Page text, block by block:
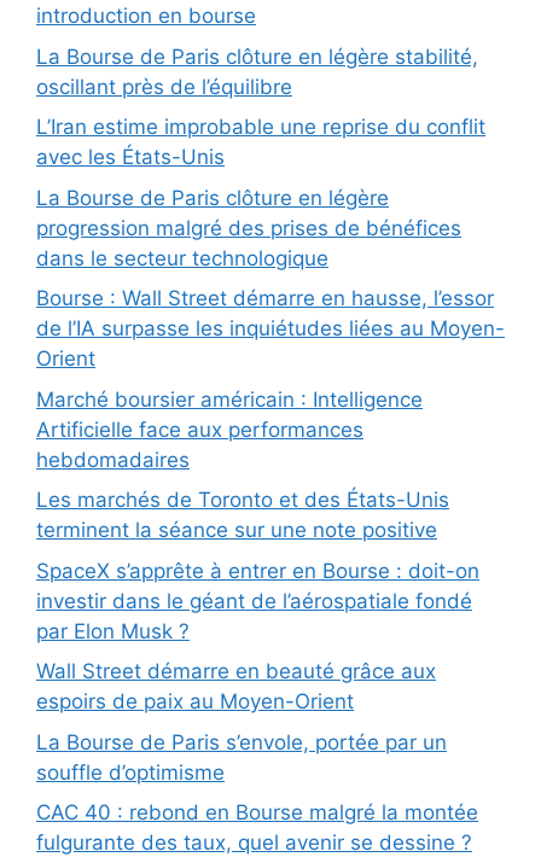
introduction en bourse
La Bourse de Paris clôture en légère stabilité,
oscillant près de l’équilibre
L’Iran estime improbable une reprise du conflit
avec les États-Unis
La Bourse de Paris clôture en légère
progression malgré des prises de bénéfices
dans le secteur technologique
Bourse : Wall Street démarre en hausse, l’essor
de l’IA surpasse les inquiétudes liées au Moyen-
Orient
Marché boursier américain : Intelligence
Artificielle face aux performances
hebdomadaires
Les marchés de Toronto et des États-Unis
terminent la séance sur une note positive
SpaceX s’apprête à entrer en Bourse : doit-on
investir dans le géant de l’aérospatiale fondé
par Elon Musk ?
Wall Street démarre en beauté grâce aux
espoirs de paix au Moyen-Orient
La Bourse de Paris s’envole, portée par un
souffle d’optimisme
CAC 40 : rebond en Bourse malgré la montée
fulgurante des taux, quel avenir se dessine ?